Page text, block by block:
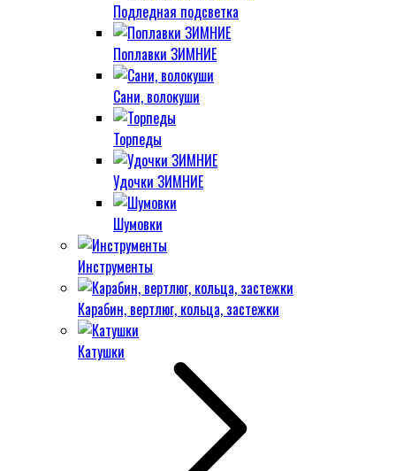
Подледная подсветка
Поплавки ЗИМНИЕ
Сани, волокуши
Торпеды
Удочки ЗИМНИЕ
Шумовки
Инструменты
Карабин, вертлюг, кольца, застежки
Катушки